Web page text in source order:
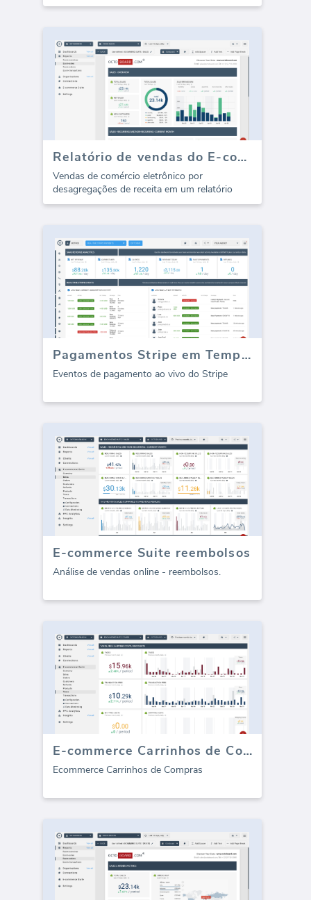
Relatório de vendas do E-commerce Suite (Relatório)
Vendas de comércio eletrônico por
desagregações de receita em um relatório
Pagamentos Stripe em Tempo Real
Eventos de pagamento ao vivo do Stripe
E-commerce Suite reembolsos
Análise de vendas online - reembolsos.
E-commerce Carrinhos de Compras
Ecommerce Carrinhos de Compras